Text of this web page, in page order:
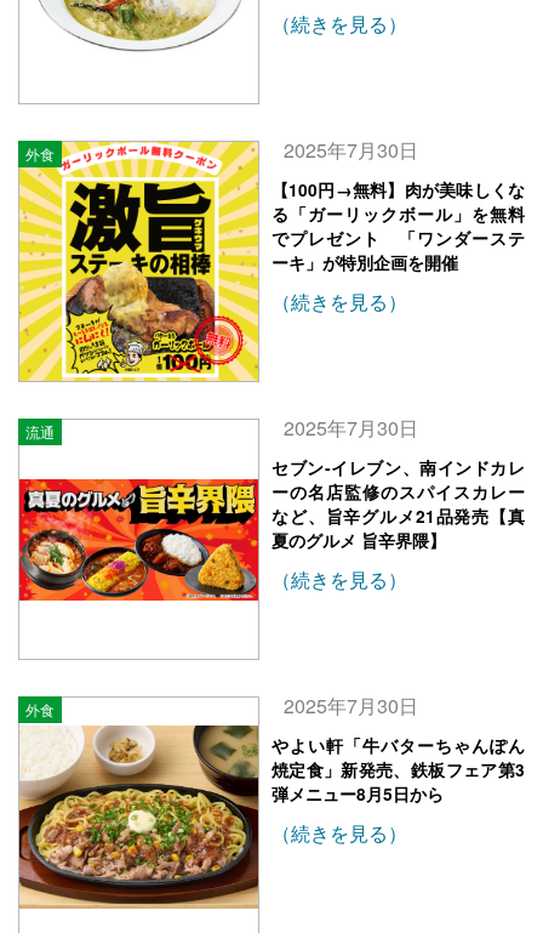
（続きを見る）
外食 2025年7月30日
【100円→無料】肉が美味しくな
る「ガーリックボール」を無料
でプレゼント 「ワンダーステ
ーキ」が特別企画を開催
（続きを見る）
流通 2025年7月30日
セブン‐イレブン、南インドカレ
ーの名店監修のスパイスカレー
など、旨辛グルメ21品発売【真
夏のグルメ 旨辛界隈】
（続きを見る）
外食 2025年7月30日
やよい軒「牛バターちゃんぽん
焼定食」新発売、鉄板フェア第3
弾メニュー8月5日から
（続きを見る）